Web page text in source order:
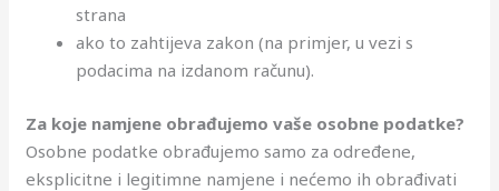
strana
ako to zahtijeva zakon (na primjer, u vezi s
podacima na izdanom računu).
Za koje namjene obrađujemo vaše osobne podatke?
Osobne podatke obrađujemo samo za određene,
eksplicitne i legitimne namjene i nećemo ih obrađivati